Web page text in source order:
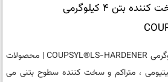
معرفی کوتاه مایع سخت کننده بتن 4 کیلوگرمی
مایع سخت کننده بتن 4 کیلوگرمی COUPSYL®LS-HARDENER | محصولات
، متراکم و سخت کننده سطوح بتنی می